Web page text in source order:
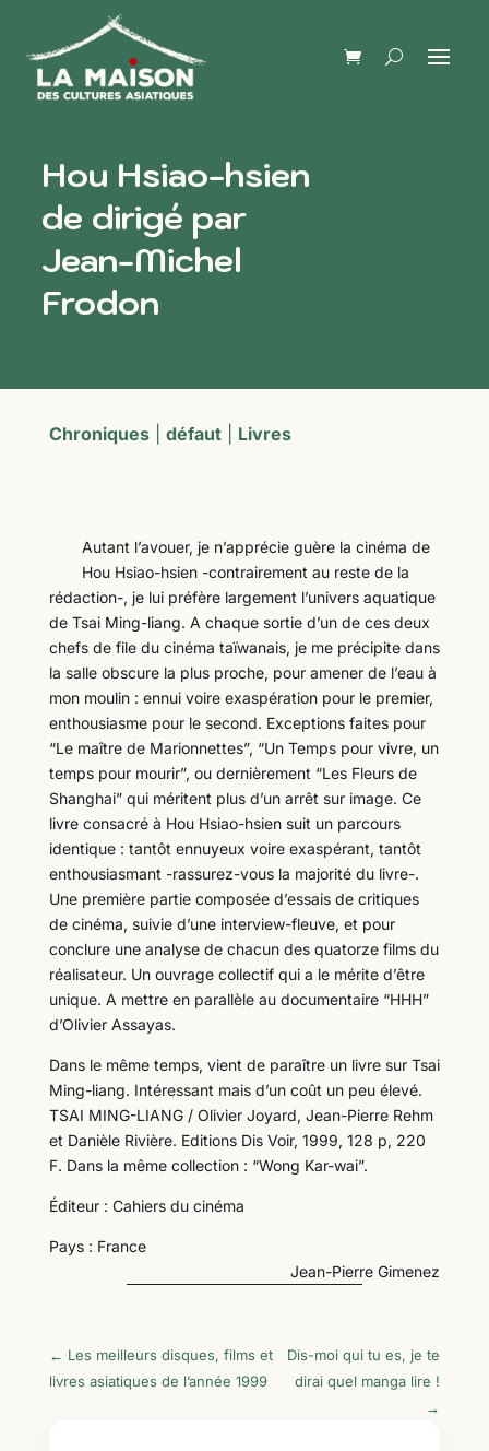
Hou Hsiao-hsien
de dirigé par
Jean-Michel
Frodon
Chroniques| défaut| Livres
Autant l’avouer, je n’apprécie guère la cinéma de
Hou Hsiao-hsien -contrairement au reste de la
rédaction-, je lui préfère largement l’univers aquatique
de Tsai Ming-liang. A chaque sortie d’un de ces deux
chefs de file du cinéma taïwanais, je me précipite dans
la salle obscure la plus proche, pour amener de l’eau à
mon moulin : ennui voire exaspération pour le premier,
enthousiasme pour le second. Exceptions faites pour
“Le maître de Marionnettes”, “Un Temps pour vivre, un
temps pour mourir”, ou dernièrement “Les Fleurs de
Shanghai” qui méritent plus d’un arrêt sur image. Ce
livre consacré à Hou Hsiao-hsien suit un parcours
identique : tantôt ennuyeux voire exaspérant, tantôt
enthousiasmant -rassurez-vous la majorité du livre-.
Une première partie composée d’essais de critiques
de cinéma, suivie d’une interview-fleuve, et pour
conclure une analyse de chacun des quatorze films du
réalisateur. Un ouvrage collectif qui a le mérite d’être
unique. A mettre en parallèle au documentaire “HHH”
d’Olivier Assayas.
Dans le même temps, vient de paraître un livre sur Tsai
Ming-liang. Intéressant mais d’un coût un peu élevé.
TSAI MING-LIANG / Olivier Joyard, Jean-Pierre Rehm
et Danièle Rivière. Editions Dis Voir, 1999, 128 p, 220
F. Dans la même collection : “Wong Kar-wai”.
Éditeur : Cahiers du cinéma
Pays : France
Jean-Pierre Gimenez
← Les meilleurs disques, films et
livres asiatiques de l’année 1999
Dis-moi qui tu es, je te
dirai quel manga lire !
→